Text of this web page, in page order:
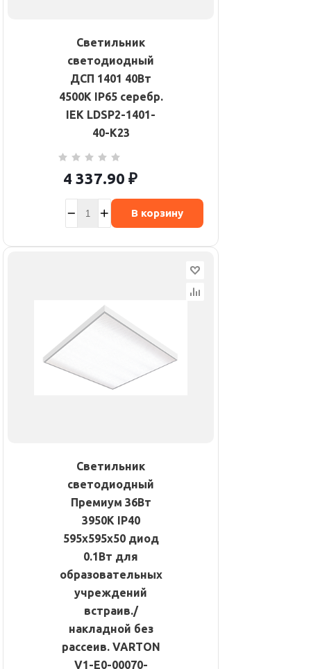
Светильник
светодиодный
ДСП 1401 40Вт
4500К IP65 серебр.
IEK LDSP2-1401-
40-K23
4 337.90 ₽
В корзину
Светильник
светодиодный
Премиум 36Вт
3950К IP40
595х595х50 диод
0.1Вт для
образовательных
учреждений
встраив./
накладной без
рассеив. VARTON
V1-E0-00070-